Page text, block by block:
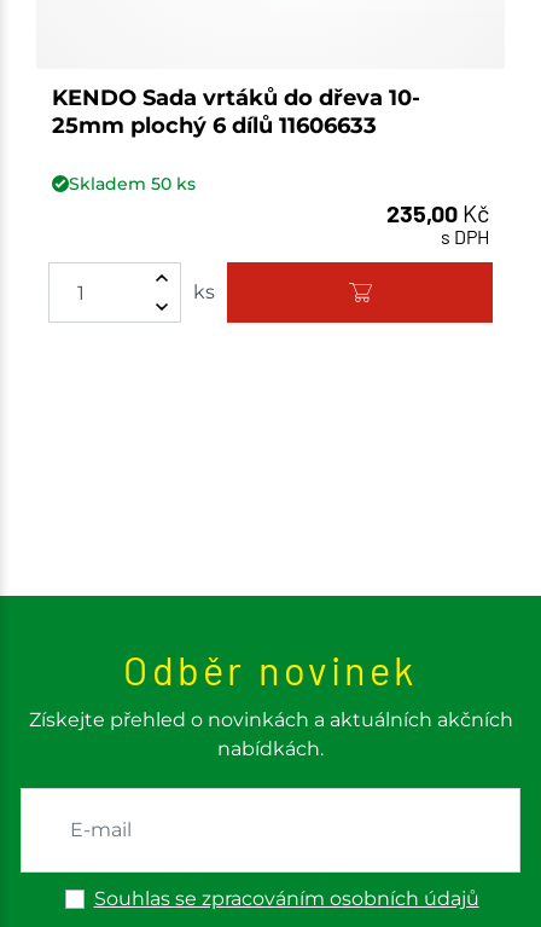
KENDO Sada vrtáků do dřeva 10-
25mm plochý 6 dílů 11606633
Skladem 50ks
235,00 Kč
s DPH
ks Množství
Odběr novinek
Získejte přehled o novinkách a aktuálních akčních
nabídkách.
Souhlas se zpracováním osobních údajů